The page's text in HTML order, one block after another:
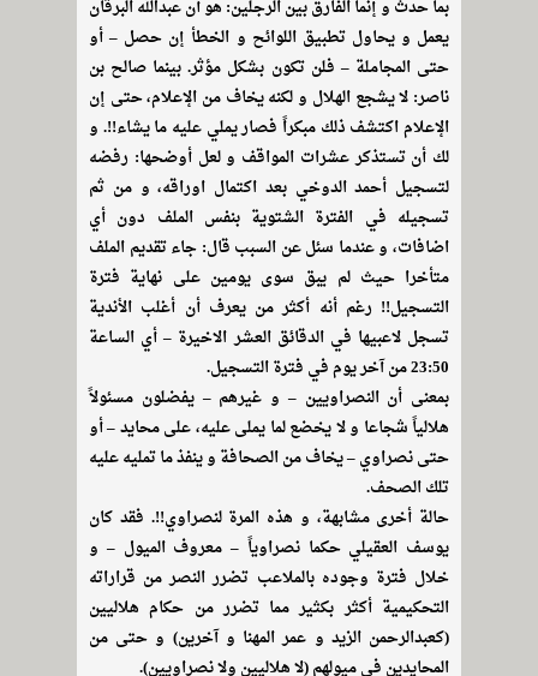
بما حدث و إنما الفارق بين الرجلين: هو أن عبدالله البرقان
يعمل و يحاول تطبيق اللوائح و الخطأ إن حصل – أو
حتى المجاملة – فلن تكون بشكل مؤثر. بينما صالح بن
ناصر: لا يشجع الهلال و لكنه يخاف من الإعلام، حتى إن
الإعلام اكتشف ذلك مبكراً فصار يملي عليه ما يشاء!!. و
لك أن تستذكر عشرات المواقف و لعل أوضحها: رفضه
لتسجيل أحمد الدوخي بعد اكتمال اوراقه، و من ثم
تسجيله في الفترة الشتوية بنفس الملف دون أي
اضافات، و عندما سئل عن السبب قال: جاء تقديم الملف
متأخرا حيث لم يبق سوى يومين على نهاية فترة
التسجيل!! رغم أنه أكثر من يعرف أن أغلب الأندية
تسجل لاعبيها في الدقائق العشر الاخيرة – أي الساعة
23:50 من آخر يوم في فترة التسجيل.
بمعنى أن النصراويين – و غيرهم – يفضلون مسئولاً
هلالياً شجاعا و لا يخضع لما يملى عليه، على محايد – أو
حتى نصراوي – يخاف من الصحافة و ينفذ ما تمليه عليه
تلك الصحف.
حالة أخرى مشابهة، و هذه المرة لنصراوي!!. فقد كان
يوسف العقيلي حكما نصراوياً – معروف الميول – و
خلال فترة وجوده بالملاعب تضرر النصر من قراراته
التحكيمية أكثر بكثير مما تضرر من حكام هلاليين
(كعبدالرحمن الزيد و عمر المهنا و آخرين) و حتى من
المحايدين في ميولهم (لا هلاليين ولا نصراويين).